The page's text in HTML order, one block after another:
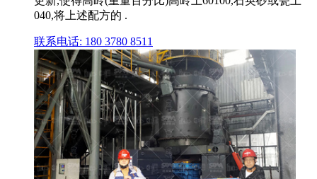
040,将上述配方的 .
联系电话: 180 3780 8511